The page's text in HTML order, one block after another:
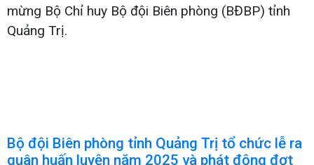
mừng Bộ Chỉ huy Bộ đội Biên phòng (BĐBP) tỉnh
Quảng Trị.
Bộ đội Biên phòng tỉnh Quảng Trị tổ chức lễ ra
quân huấn luyện năm 2025 và phát động đợt